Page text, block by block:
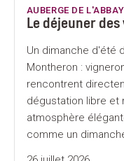
AUBERGE DE
Le déjeuner
Un dimanche d'été
Montheron :
rencontrent
dégustation libre et
atmosphère
comme un